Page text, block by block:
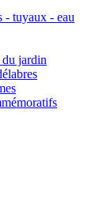
- tuyaux - eau
du jardin